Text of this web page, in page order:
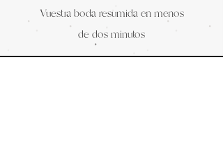
Vuestra boda resumida en menos
de dos minutos